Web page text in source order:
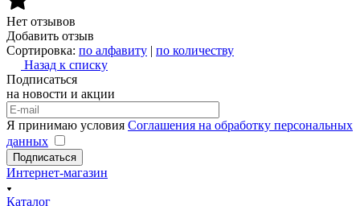
Нет отзывов
Добавить отзыв
Сортировка: по алфавиту | по количеству
Назад к списку
Подписаться
на новости и акции
Я принимаю условия Соглашения на обработку персональных
данных
Подписаться
Интернет-магазин
Каталог